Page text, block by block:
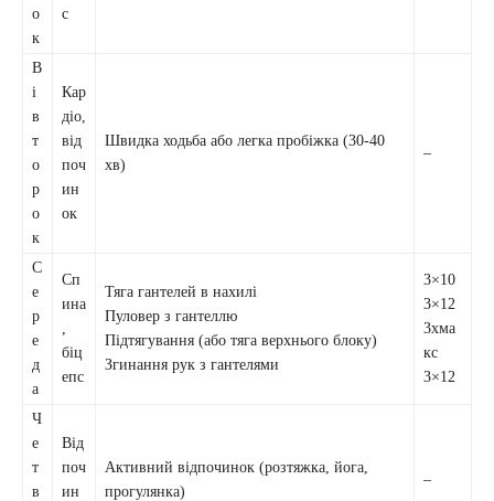
о
к
с
В
і
в
т
о
р
о
к
Кар
діо,
від
поч
ин
ок
Швидка ходьба або легка пробіжка (30-40
хв)
–
С
е
р
е
д
а
Сп
ина
,
біц
епс
Тяга гантелей в нахилі
Пуловер з гантеллю
Підтягування (або тяга верхнього блоку)
Згинання рук з гантелями
3×10
3×12
3xма
кс
3×12
Ч
е
т
в
Від
поч
ин
Активний відпочинок (розтяжка, йога,
прогулянка)
–